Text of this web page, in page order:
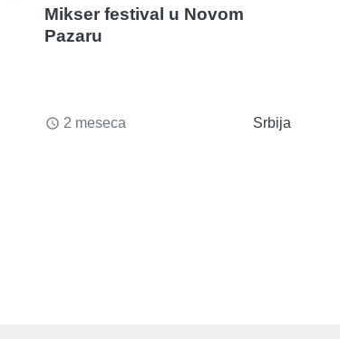
Mikser festival u Novom
Pazaru
access_time 2 meseca Srbija